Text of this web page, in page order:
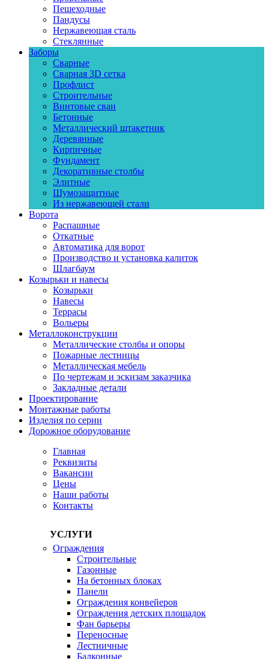
Пешеходные
Пандусы
Нержавеющая сталь
Стеклянные
Заборы
Сварные
Сварная 3D сетка
Профлист
Строительные
Винтовые сваи
Бетонные
Металлический штакетник
Деревянные
Кирпичные
Фундамент
Декоративные столбы
Элитные
Шумозащитные
Из нержавеющей стали
Ворота
Распашные
Откатные
Автоматика для ворот
Производство и установка калиток
Шлагбаум
Козырьки и навесы
Козырьки
Навесы
Террасы
Вольеры
Металлоконструкции
Металлические столбы и опоры
Пожарные лестницы
Металлическая мебель
По чертежам и эскизам заказчика
Закладные детали
Проектирование
Монтажные работы
Изделия по серии
Дорожное оборудование
Главная
Реквизиты
Вакансии
Цены
Наши работы
Контакты
УСЛУГИ
Ограждения
Строительные
Газонные
На бетонных блоках
Панели
Ограждения конвейеров
Ограждения детских площадок
Фан барьеры
Переносные
Лестничные
Балконные